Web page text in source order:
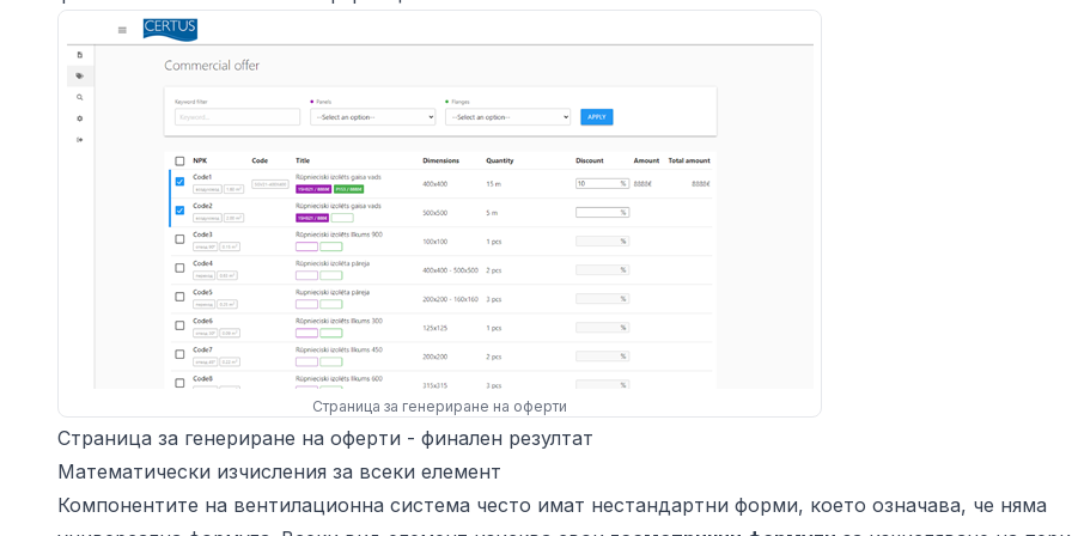
Страница за генериране на оферти
Страница за генериране на оферти - финален резултат
Математически изчисления за всеки елемент
Компонентите на вентилационна система често имат нестандартни форми, което означава, че няма